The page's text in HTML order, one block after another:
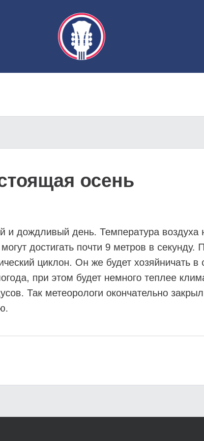
осень
и дождливый день. Температура
достигать почти 9 метров в секунду.
циклон. Он же будет хозяйничать
при этом будет немного теплее
Так метеорологи окончательно